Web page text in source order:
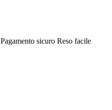
Pagamento sicuro Reso facile